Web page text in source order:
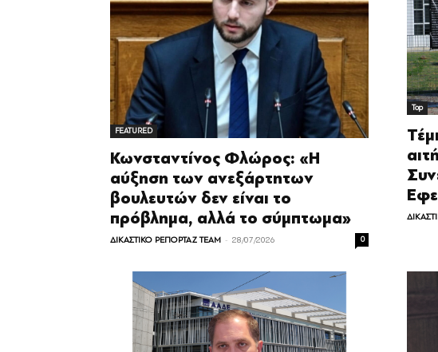
FEATURED
Κωνσταντίνος Φλώρος: «Η
αύξηση των ανεξάρτητων
βουλευτών δεν είναι το
πρόβλημα, αλλά το σύμπτωμα»
ΔΙΚΑΣΤΙΚΟ ΡΕΠΟΡΤΑΖ TEAM - 28/07/2026 0
Top